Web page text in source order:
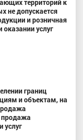
территорий к
не допускается
и розничная
услуг
границ
и объектам, на
продажа
услуг